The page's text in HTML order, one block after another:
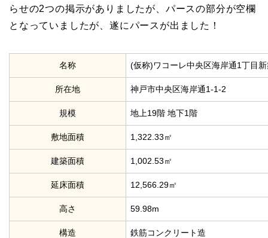
らせの2つの掲示がありましたが、パースの部分が空欄
となっていましたが、遂にパースが出ました！
名称 (仮称)ワコーレ中央区海岸通1丁目
所在地 神戸市中央区海岸通1-1-2
規模 地上19階 地下1階
敷地面積 1,322.33㎡
建築面積 1,002.53㎡
延床面積 12,566.29㎡
高さ 59.98m
構造 鉄筋コンクリート造